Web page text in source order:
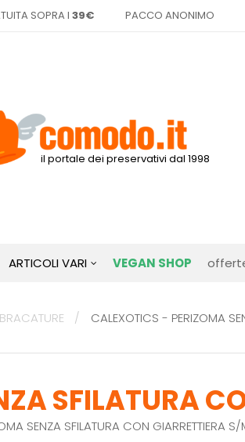
SOPRA I 39€ PACCO ANONIMO
il portale dei preservativi dal 1998
ARTICOLI VARI VEGAN SHOP
CALEXOTICS - PERIZOMA
SFILATURA
SENZA SFILATURA CON GIARRETTIERA S/